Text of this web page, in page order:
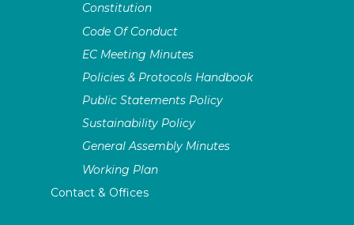
Constitution
Code Of Conduct
EC Meeting Minutes
Policies & Protocols Handbook
Public Statements Policy
Sustainability Policy
General Assembly Minutes
Working Plan
Contact & Offices